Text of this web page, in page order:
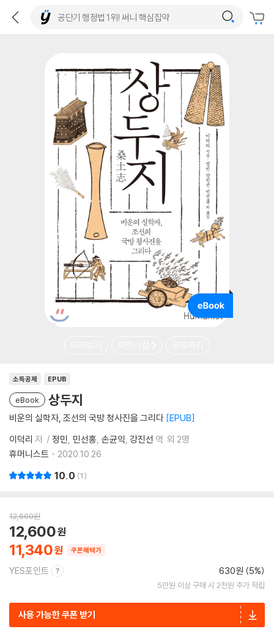
소득공제 EPUB
eBook 상두지
비운의 실학자, 조선의 국방 청사진을 그리다 EPUB
이덕리 저 정민 민선홍 손균익 강진선 역 외 2명
휴머니스트
2020.10.26.
10.0 1
12,600원
11,340
12,600
쿠폰혜택가
YES포인트 630원 (5%)
5만원 이상 구매 시 2천원 추가 적립
사용 가능한 쿠폰 받기